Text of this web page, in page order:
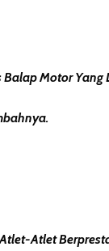
Motor Yang
Atlet